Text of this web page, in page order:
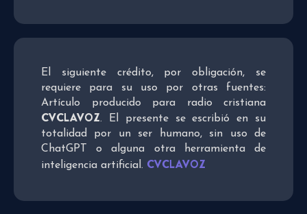
El siguiente crédito, por obligación, se
requiere para su uso por otras fuentes:
Artículo producido para radio cristiana
CVCLAVOZ. El presente se escribió en su
totalidad por un ser humano, sin uso de
ChatGPT o alguna otra herramienta de
inteligencia artificial. CVCLAVOZ